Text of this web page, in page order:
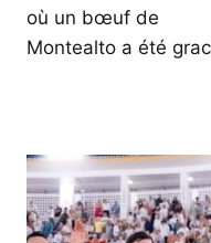
où un bœuf de
Montealto a été